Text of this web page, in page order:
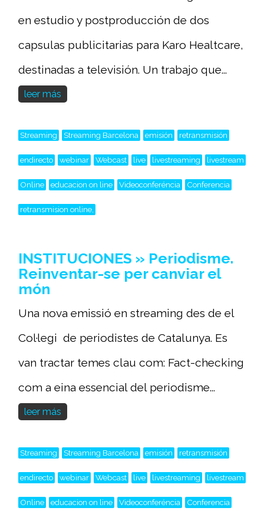
en estudio y postproducción de dos
capsulas publicitarias para Karo Healtcare,
destinadas a televisión. Un trabajo que...
leer más
Streaming Streaming Barcelona emisión retransmisión
endirecto webinar Webcast live livestreaming livestream
Online educacion on line Videoconferéncia Conferencia
retransmision online,
INSTITUCIONES » Periodisme.
Reinventar-se per canviar el
món
Una nova emissió en streaming des de el
Col·legi de periodistes de Catalunya. Es
van tractar temes clau com: Fact-checking
com a eina essencial del periodisme...
leer más
Streaming Streaming Barcelona emisión retransmisión
endirecto webinar Webcast live livestreaming livestream
Online educacion on line Videoconferéncia Conferencia